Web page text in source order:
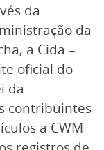
da
da
a Cida –
oficial do
da
contribuintes
a CWM